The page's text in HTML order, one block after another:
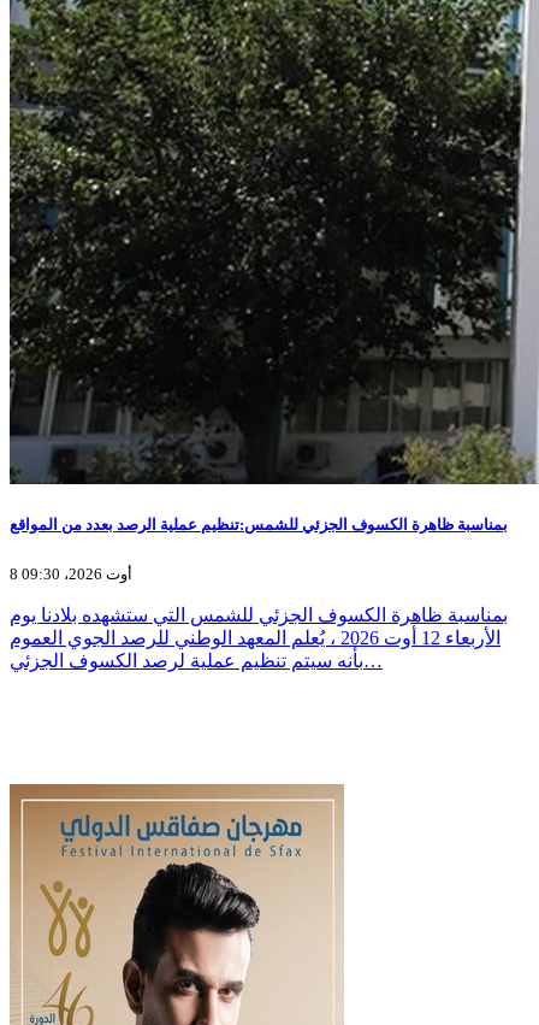
بمناسبة ظاهرة الكسوف الجزئي للشمس:تنظيم عملية الرصد بعدد من المواقع
8 أوت 2026، 09:30
بمناسبة ظاهرة الكسوف الجزئي للشمس التي ستشهده بلادنا يوم
الأربعاء 12 أوت 2026 ، يُعلم المعهد الوطني للرصد الجوي العموم
بأنه سيتم تنظيم عملية لرصد الكسوف الجزئي…